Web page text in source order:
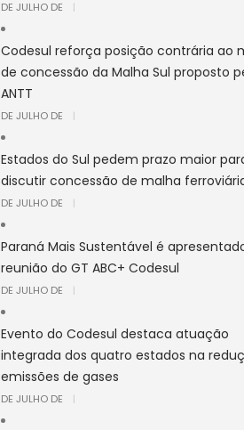
DE JULHO DE |
Codesul reforça posição contrária ao
de concessão da Malha Sul proposto
ANTT
DE JULHO DE |
Estados do Sul pedem prazo maior
discutir concessão de malha
DE JULHO DE |
Paraná Mais Sustentável é
reunião do GT ABC+ Codesul
DE JULHO DE |
Evento do Codesul destaca atuação
integrada dos quatro estados na
emissões de gases
DE JULHO DE |